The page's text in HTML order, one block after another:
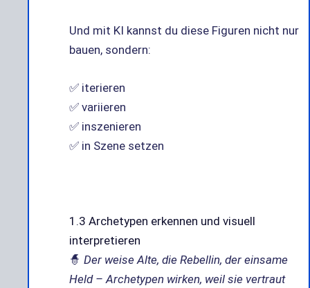
Und mit KI kannst du diese Figuren nicht nur
bauen, sondern:
✅ iterieren
✅ variieren
✅ inszenieren
✅ in Szene setzen
1.3 Archetypen erkennen und visuell
interpretieren
🧙Der weise Alte, die Rebellin, der einsame
Held – Archetypen wirken, weil sie vertraut